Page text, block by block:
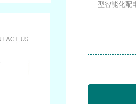
型智能化配